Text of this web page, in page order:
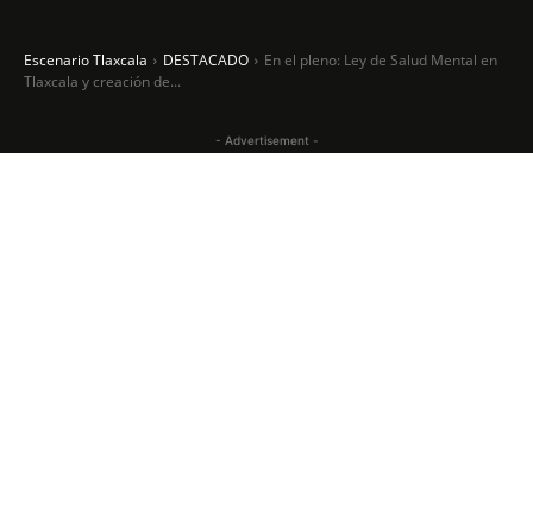
Escenario Tlaxcala DESTACADO
En el pleno: Ley de Salud Mental en
Tlaxcala y creación de...
- Advertisement -